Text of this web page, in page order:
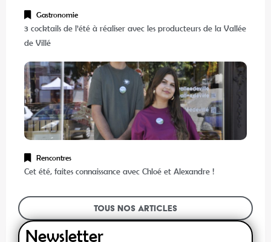
Gastronomie
3 cocktails de l’été à réaliser avec les producteurs de la Vallée
de Villé
Rencontres
Cet été, faites connaissance avec Chloé et Alexandre !
Tous nos articles
Newsletter